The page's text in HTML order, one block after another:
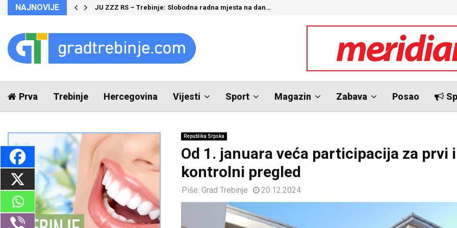
NAJNOVIJE JU ZZZ RS – Trebinje: Slobodna radna mjesta na dan…
Prva Trebinje Hercegovina Vijesti Sport Magazin Zabava Posao
Republika Srpska
Od 1. januara veća participacija za prvi i
kontrolni pregled
Piše: Grad Trebinje 20.12.2024